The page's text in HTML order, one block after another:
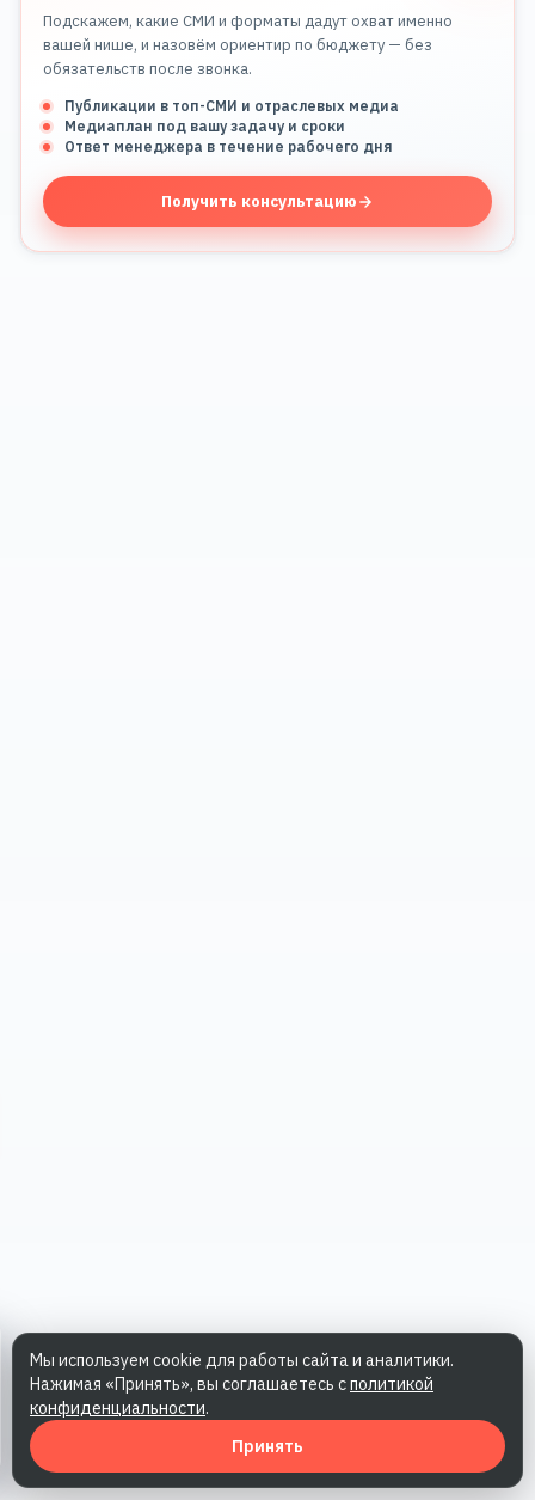
Подскажем, какие СМИ и форматы дадут охват именно
вашей нише, и назовём ориентир по бюджету — без
обязательств после звонка.
Публикации в топ-СМИ и отраслевых медиа
Медиаплан под вашу задачу и сроки
Ответ менеджера в течение рабочего дня
Получить консультацию
Мы используем cookie для работы сайта и аналитики.
Нажимая «Принять», вы соглашаетесь сполитикой
конфиденциальности.
Принять